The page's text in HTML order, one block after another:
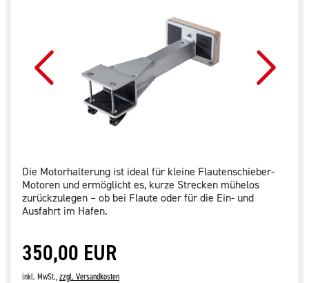
Die Motorhalterung ist ideal für kleine Flautenschieber-
Motoren und ermöglicht es, kurze Strecken mühelos
zurückzulegen – ob bei Flaute oder für die Ein- und
Ausfahrt im Hafen.
350,00 EUR
inkl. MwSt.,zzgl. Versandkosten